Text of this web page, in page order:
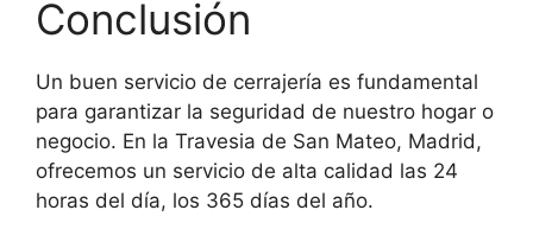
Conclusión
Un buen servicio de cerrajería es fundamental
para garantizar la seguridad de nuestro hogar o
negocio. En la Travesia de San Mateo, Madrid,
ofrecemos un servicio de alta calidad las 24
horas del día, los 365 días del año.